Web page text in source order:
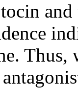
and
Thus,